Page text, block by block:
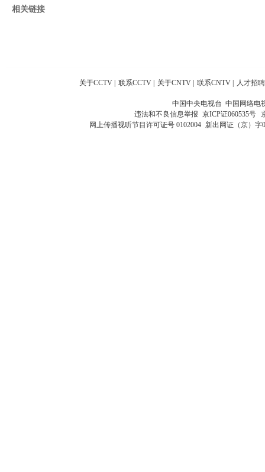
相关链接
关于CCTV 联系CCTV 关于CNTV 联系CNTV 人才招聘
中国中央电视台 中国网络电
违法和不良信息举报 京ICP证060535号
网上传播视听节目许可证号 0102004 新出网证（京）